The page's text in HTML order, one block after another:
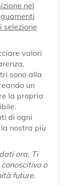
nel
selezione
valori
sono alla
un
la propria
di ogni
nostra più
ora. Ti
o
future.